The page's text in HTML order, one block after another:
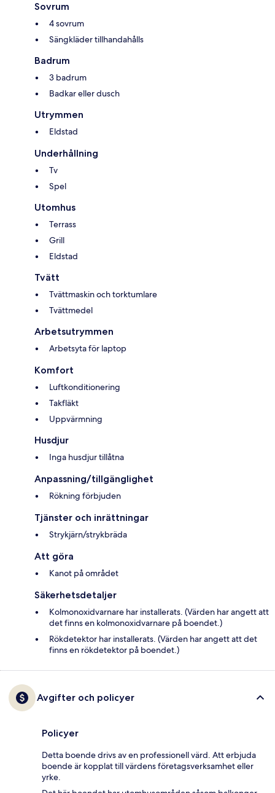
Sovrum
4 sovrum
Sängkläder tillhandahålls
Badrum
3 badrum
Badkar eller dusch
Utrymmen
Eldstad
Underhållning
Tv
Spel
Utomhus
Terrass
Grill
Eldstad
Tvätt
Tvättmaskin och torktumlare
Tvättmedel
Arbetsutrymmen
Arbetsyta för laptop
Komfort
Luftkonditionering
Takfläkt
Uppvärmning
Husdjur
Inga husdjur tillåtna
Anpassning/tillgänglighet
Rökning förbjuden
Tjänster och inrättningar
Strykjärn/strykbräda
Att göra
Kanot på området
Säkerhetsdetaljer
Kolmonoxidvarnare har installerats. (Värden har angett att
det finns en kolmonoxidvarnare på boendet.)
Rökdetektor har installerats. (Värden har angett att det
finns en rökdetektor på boendet.)
Avgifter och policyer
Policyer
Detta boende drivs av en professionell värd. Att erbjuda
boende är kopplat till värdens företagsverksamhet eller
yrke.